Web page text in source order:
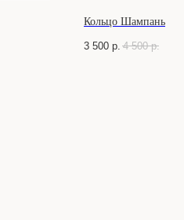
Кольцо Шампань
3 500 р. 4 500 р.